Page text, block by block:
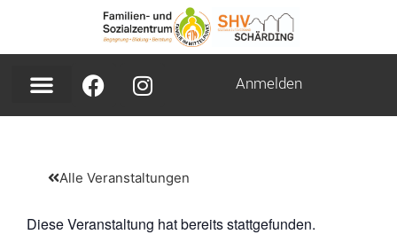
Anmelden
Alle Veranstaltungen
Diese Veranstaltung hat bereits stattgefunden.